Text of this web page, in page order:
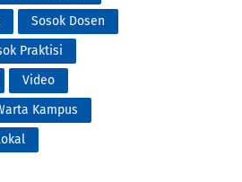
Sosok Dosen
Praktisi
Video
Kampus